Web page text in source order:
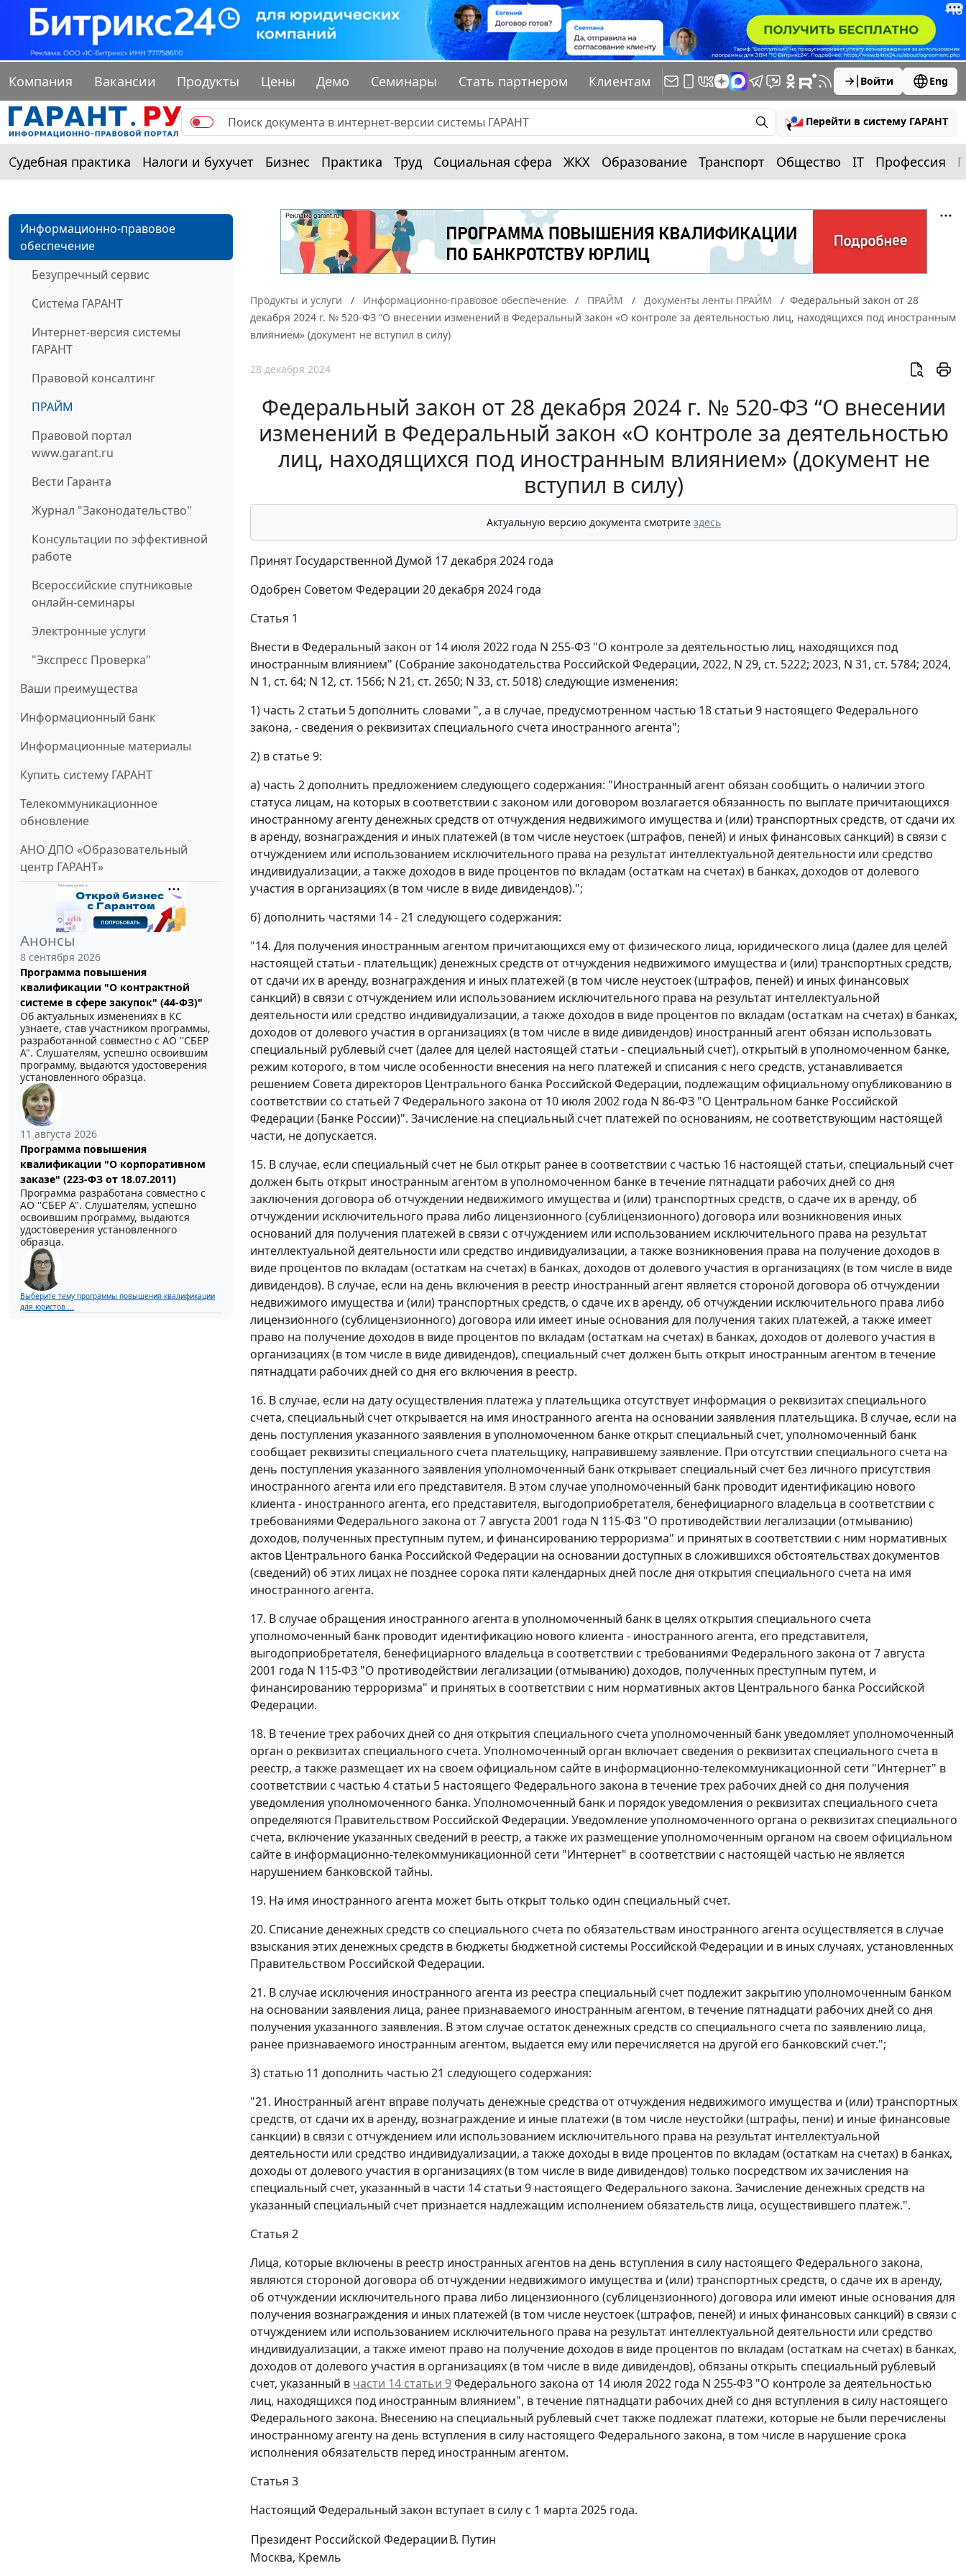
Компания Вакансии Продукты Цены Демо Семинары Стать партнером Клиентам Войти Eng
Перейти в систему ГАРАНТ
Судебная практика Налоги и бухучет Бизнес Практика Труд Социальная сфера ЖКХ Образование Транспорт Общество IT Профессия
Информационно-правовое
обеспечение
Безупречный сервис
Система ГАРАНТ
Интернет-версия системы
ГАРАНТ
Правовой консалтинг
ПРАЙМ
Правовой портал
www.garant.ru
Вести Гаранта
Журнал "Законодательство"
Консультации по эффективной
работе
Всероссийские спутниковые
онлайн-семинары
Электронные услуги
"Экспресс Проверка"
Ваши преимущества
Информационный банк
Информационные материалы
Купить систему ГАРАНТ
Телекоммуникационное
обновление
АНО ДПО «Образовательный
центр ГАРАНТ»
Анонсы
8 сентября 2026
Программа повышения
квалификации "О контрактной
системе в сфере закупок" (44-ФЗ)"
Об актуальных изменениях в КС
узнаете, став участником программы,
разработанной совместно с АО ''СБЕР
А". Слушателям, успешно освоившим
программу, выдаются удостоверения
установленного образца.
11 августа 2026
Программа повышения
квалификации "О корпоративном
заказе" (223-ФЗ от 18.07.2011)
Программа разработана совместно с
АО ''СБЕР А". Слушателям, успешно
освоившим программу, выдаются
удостоверения установленного
образца.
Выберите тему программы повышения квалификации
для юристов ...
Продукты и услуги Информационно-правовое обеспечение ПРАЙМ Документы ленты ПРАЙМ
Федеральный закон от 28
декабря 2024 г. № 520-ФЗ “О внесении изменений в Федеральный закон «О контроле за деятельностью лиц, находящихся под иностранным
влиянием» (документ не вступил в силу)
28 декабря 2024
Федеральный закон от 28 декабря 2024 г. № 520-ФЗ “О внесении
изменений в Федеральный закон «О контроле за деятельностью
лиц, находящихся под иностранным влиянием» (документ не
вступил в силу)
Актуальную версию документа смотрите здесь
Принят Государственной Думой 17 декабря 2024 года
Одобрен Советом Федерации 20 декабря 2024 года
Статья 1
Внести в Федеральный закон от 14 июля 2022 года N 255-ФЗ "О контроле за деятельностью лиц, находящихся под
иностранным влиянием" (Собрание законодательства Российской Федерации, 2022, N 29, ст. 5222; 2023, N 31, ст. 5784; 2024,
N 1, ст. 64; N 12, ст. 1566; N 21, ст. 2650; N 33, ст. 5018) следующие изменения:
1) часть 2 статьи 5 дополнить словами ", а в случае, предусмотренном частью 18 статьи 9 настоящего Федерального
закона, - сведения о реквизитах специального счета иностранного агента";
2) в статье 9:
а) часть 2 дополнить предложением следующего содержания: "Иностранный агент обязан сообщить о наличии этого
статуса лицам, на которых в соответствии с законом или договором возлагается обязанность по выплате причитающихся
иностранному агенту денежных средств от отчуждения недвижимого имущества и (или) транспортных средств, от сдачи их
в аренду, вознаграждения и иных платежей (в том числе неустоек (штрафов, пеней) и иных финансовых санкций) в связи с
отчуждением или использованием исключительного права на результат интеллектуальной деятельности или средство
индивидуализации, а также доходов в виде процентов по вкладам (остаткам на счетах) в банках, доходов от долевого
участия в организациях (в том числе в виде дивидендов).";
б) дополнить частями 14 - 21 следующего содержания:
"14. Для получения иностранным агентом причитающихся ему от физического лица, юридического лица (далее для целей
настоящей статьи - плательщик) денежных средств от отчуждения недвижимого имущества и (или) транспортных средств,
от сдачи их в аренду, вознаграждения и иных платежей (в том числе неустоек (штрафов, пеней) и иных финансовых
санкций) в связи с отчуждением или использованием исключительного права на результат интеллектуальной
деятельности или средство индивидуализации, а также доходов в виде процентов по вкладам (остаткам на счетах) в банках,
доходов от долевого участия в организациях (в том числе в виде дивидендов) иностранный агент обязан использовать
специальный рублевый счет (далее для целей настоящей статьи - специальный счет), открытый в уполномоченном банке,
режим которого, в том числе особенности внесения на него платежей и списания с него средств, устанавливается
решением Совета директоров Центрального банка Российской Федерации, подлежащим официальному опубликованию в
соответствии со статьей 7 Федерального закона от 10 июля 2002 года N 86-ФЗ "О Центральном банке Российской
Федерации (Банке России)". Зачисление на специальный счет платежей по основаниям, не соответствующим настоящей
части, не допускается.
15. В случае, если специальный счет не был открыт ранее в соответствии с частью 16 настоящей статьи, специальный счет
должен быть открыт иностранным агентом в уполномоченном банке в течение пятнадцати рабочих дней со дня
заключения договора об отчуждении недвижимого имущества и (или) транспортных средств, о сдаче их в аренду, об
отчуждении исключительного права либо лицензионного (сублицензионного) договора или возникновения иных
оснований для получения платежей в связи с отчуждением или использованием исключительного права на результат
интеллектуальной деятельности или средство индивидуализации, а также возникновения права на получение доходов в
виде процентов по вкладам (остаткам на счетах) в банках, доходов от долевого участия в организациях (в том числе в виде
дивидендов). В случае, если на день включения в реестр иностранный агент является стороной договора об отчуждении
недвижимого имущества и (или) транспортных средств, о сдаче их в аренду, об отчуждении исключительного права либо
лицензионного (сублицензионного) договора или имеет иные основания для получения таких платежей, а также имеет
право на получение доходов в виде процентов по вкладам (остаткам на счетах) в банках, доходов от долевого участия в
организациях (в том числе в виде дивидендов), специальный счет должен быть открыт иностранным агентом в течение
пятнадцати рабочих дней со дня его включения в реестр.
16. В случае, если на дату осуществления платежа у плательщика отсутствует информация о реквизитах специального
счета, специальный счет открывается на имя иностранного агента на основании заявления плательщика. В случае, если на
день поступления указанного заявления в уполномоченном банке открыт специальный счет, уполномоченный банк
сообщает реквизиты специального счета плательщику, направившему заявление. При отсутствии специального счета на
день поступления указанного заявления уполномоченный банк открывает специальный счет без личного присутствия
иностранного агента или его представителя. В этом случае уполномоченный банк проводит идентификацию нового
клиента - иностранного агента, его представителя, выгодоприобретателя, бенефициарного владельца в соответствии с
требованиями Федерального закона от 7 августа 2001 года N 115-ФЗ "О противодействии легализации (отмыванию)
доходов, полученных преступным путем, и финансированию терроризма" и принятых в соответствии с ним нормативных
актов Центрального банка Российской Федерации на основании доступных в сложившихся обстоятельствах документов
(сведений) об этих лицах не позднее сорока пяти календарных дней после дня открытия специального счета на имя
иностранного агента.
17. В случае обращения иностранного агента в уполномоченный банк в целях открытия специального счета
уполномоченный банк проводит идентификацию нового клиента - иностранного агента, его представителя,
выгодоприобретателя, бенефициарного владельца в соответствии с требованиями Федерального закона от 7 августа
2001 года N 115-ФЗ "О противодействии легализации (отмыванию) доходов, полученных преступным путем, и
финансированию терроризма" и принятых в соответствии с ним нормативных актов Центрального банка Российской
Федерации.
18. В течение трех рабочих дней со дня открытия специального счета уполномоченный банк уведомляет уполномоченный
орган о реквизитах специального счета. Уполномоченный орган включает сведения о реквизитах специального счета в
реестр, а также размещает их на своем официальном сайте в информационно-телекоммуникационной сети "Интернет" в
соответствии с частью 4 статьи 5 настоящего Федерального закона в течение трех рабочих дней со дня получения
уведомления уполномоченного банка. Уполномоченный банк и порядок уведомления о реквизитах специального счета
определяются Правительством Российской Федерации. Уведомление уполномоченного органа о реквизитах специального
счета, включение указанных сведений в реестр, а также их размещение уполномоченным органом на своем официальном
сайте в информационно-телекоммуникационной сети "Интернет" в соответствии с настоящей частью не является
нарушением банковской тайны.
19. На имя иностранного агента может быть открыт только один специальный счет.
20. Списание денежных средств со специального счета по обязательствам иностранного агента осуществляется в случае
взыскания этих денежных средств в бюджеты бюджетной системы Российской Федерации и в иных случаях, установленных
Правительством Российской Федерации.
21. В случае исключения иностранного агента из реестра специальный счет подлежит закрытию уполномоченным банком
на основании заявления лица, ранее признаваемого иностранным агентом, в течение пятнадцати рабочих дней со дня
получения указанного заявления. В этом случае остаток денежных средств со специального счета по заявлению лица,
ранее признаваемого иностранным агентом, выдается ему или перечисляется на другой его банковский счет.";
3) статью 11 дополнить частью 21 следующего содержания:
"21. Иностранный агент вправе получать денежные средства от отчуждения недвижимого имущества и (или) транспортных
средств, от сдачи их в аренду, вознаграждение и иные платежи (в том числе неустойки (штрафы, пени) и иные финансовые
санкции) в связи с отчуждением или использованием исключительного права на результат интеллектуальной
деятельности или средство индивидуализации, а также доходы в виде процентов по вкладам (остаткам на счетах) в банках,
доходы от долевого участия в организациях (в том числе в виде дивидендов) только посредством их зачисления на
специальный счет, указанный в части 14 статьи 9 настоящего Федерального закона. Зачисление денежных средств на
указанный специальный счет признается надлежащим исполнением обязательств лица, осуществившего платеж.".
Статья 2
Лица, которые включены в реестр иностранных агентов на день вступления в силу настоящего Федерального закона,
являются стороной договора об отчуждении недвижимого имущества и (или) транспортных средств, о сдаче их в аренду,
об отчуждении исключительного права либо лицензионного (сублицензионного) договора или имеют иные основания для
получения вознаграждения и иных платежей (в том числе неустоек (штрафов, пеней) и иных финансовых санкций) в связи с
отчуждением или использованием исключительного права на результат интеллектуальной деятельности или средство
индивидуализации, а также имеют право на получение доходов в виде процентов по вкладам (остаткам на счетах) в банках,
доходов от долевого участия в организациях (в том числе в виде дивидендов), обязаны открыть специальный рублевый
счет, указанный в части 14 статьи 9Федерального закона от 14 июля 2022 года N 255-ФЗ "О контроле за деятельностью
лиц, находящихся под иностранным влиянием", в течение пятнадцати рабочих дней со дня вступления в силу настоящего
Федерального закона. Внесению на специальный рублевый счет также подлежат платежи, которые не были перечислены
иностранному агенту на день вступления в силу настоящего Федерального закона, в том числе в нарушение срока
исполнения обязательств перед иностранным агентом.
Статья 3
Настоящий Федеральный закон вступает в силу с 1 марта 2025 года.
Президент Российской ФедерацииВ. Путин
Москва, Кремль